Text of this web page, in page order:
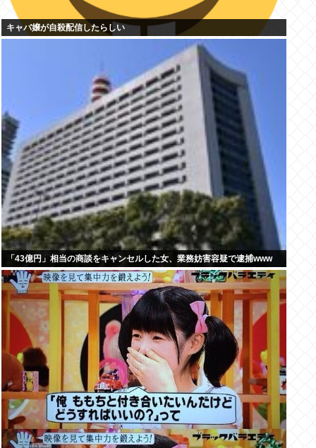
キャバ嬢が自殺配信したらしい
「43億円」相当の商談をキャンセルした女、業務妨害容疑で逮捕www